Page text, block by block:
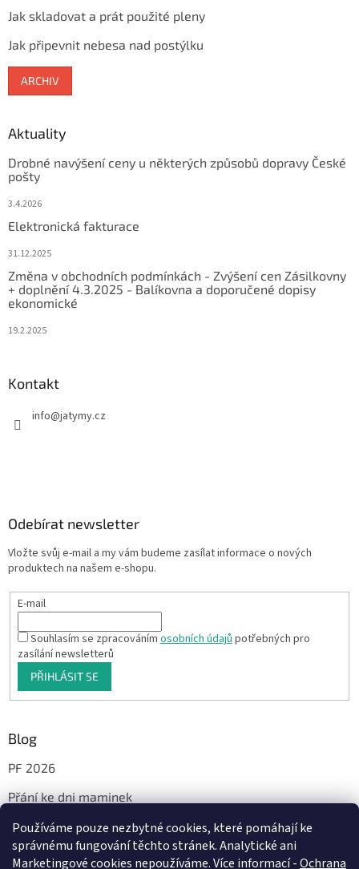
Používáme pouze nezbytné cookies, které pomáhají ke
správnému fungování těchto stránek. Analytické ani
Marketingové cookies nepoužíváme. Více informací -Ochrana
Jak skladovat a prát použité pleny
Jak připevnit nebesa nad postýlku
ARCHIV
Aktuality
Drobné navýšení ceny u některých způsobů dopravy České
pošty
3.4.2026
Elektronická fakturace
31.12.2025
Změna v obchodních podmínkách - Zvýšení cen Zásilkovny
+ doplnění 4.3.2025 - Balíkovna a doporučené dopisy
ekonomické
19.2.2025
Kontakt
info@jatymy.cz
Odebírat newsletter
Vložte svůj e-mail a my vám budeme zasílat informace o nových
produktech na našem e-shopu.
E-mail
Souhlasím se zpracovánímosobních údajůpotřebných pro
zasílání newsletterů
PŘIHLÁSIT SE
Blog
PF 2026
Přání ke dni maminek
Facebook